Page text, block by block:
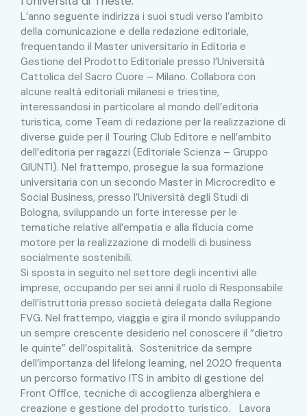
L’anno seguente indirizza i suoi studi verso l’ambito
della comunicazione e della redazione editoriale,
frequentando il Master universitario in Editoria e
Gestione del Prodotto Editoriale presso l’Università
Cattolica del Sacro Cuore – Milano. Collabora con
alcune realtà editoriali milanesi e triestine,
interessandosi in particolare al mondo dell’editoria
turistica, come Team di redazione per la realizzazione di
diverse guide per il Touring Club Editore e nell’ambito
dell’editoria per ragazzi (Editoriale Scienza – Gruppo
GIUNTI). Nel frattempo, prosegue la sua formazione
universitaria con un secondo Master in Microcredito e
Social Business, presso l’Università degli Studi di
Bologna, sviluppando un forte interesse per le
tematiche relative all’empatia e alla fiducia come
motore per la realizzazione di modelli di business
socialmente sostenibili.
Si sposta in seguito nel settore degli incentivi alle
imprese, occupando per sei anni il ruolo di Responsabile
dell’istruttoria presso società delegata dalla Regione
FVG. Nel frattempo, viaggia e gira il mondo sviluppando
un sempre crescente desiderio nel conoscere il “dietro
le quinte” dell’ospitalità. Sostenitrice da sempre
dell’importanza del lifelong learning, nel 2020 frequenta
un percorso formativo ITS in ambito di gestione del
Front Office, tecniche di accoglienza alberghiera e
creazione e gestione del prodotto turistico. Lavora